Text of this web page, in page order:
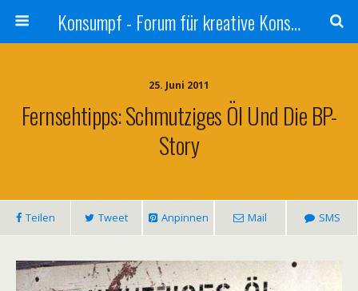
Konsumpf - Forum für kreative Konsumkritik - Culture Jamming, Nachhaltigkeit, Konzernkritik, Adbusting
25. Juni 2011
Fernsehtipps: Schmutziges Öl Und Die BP-
Story
Teilen Tweet Anpinnen Mail SMS